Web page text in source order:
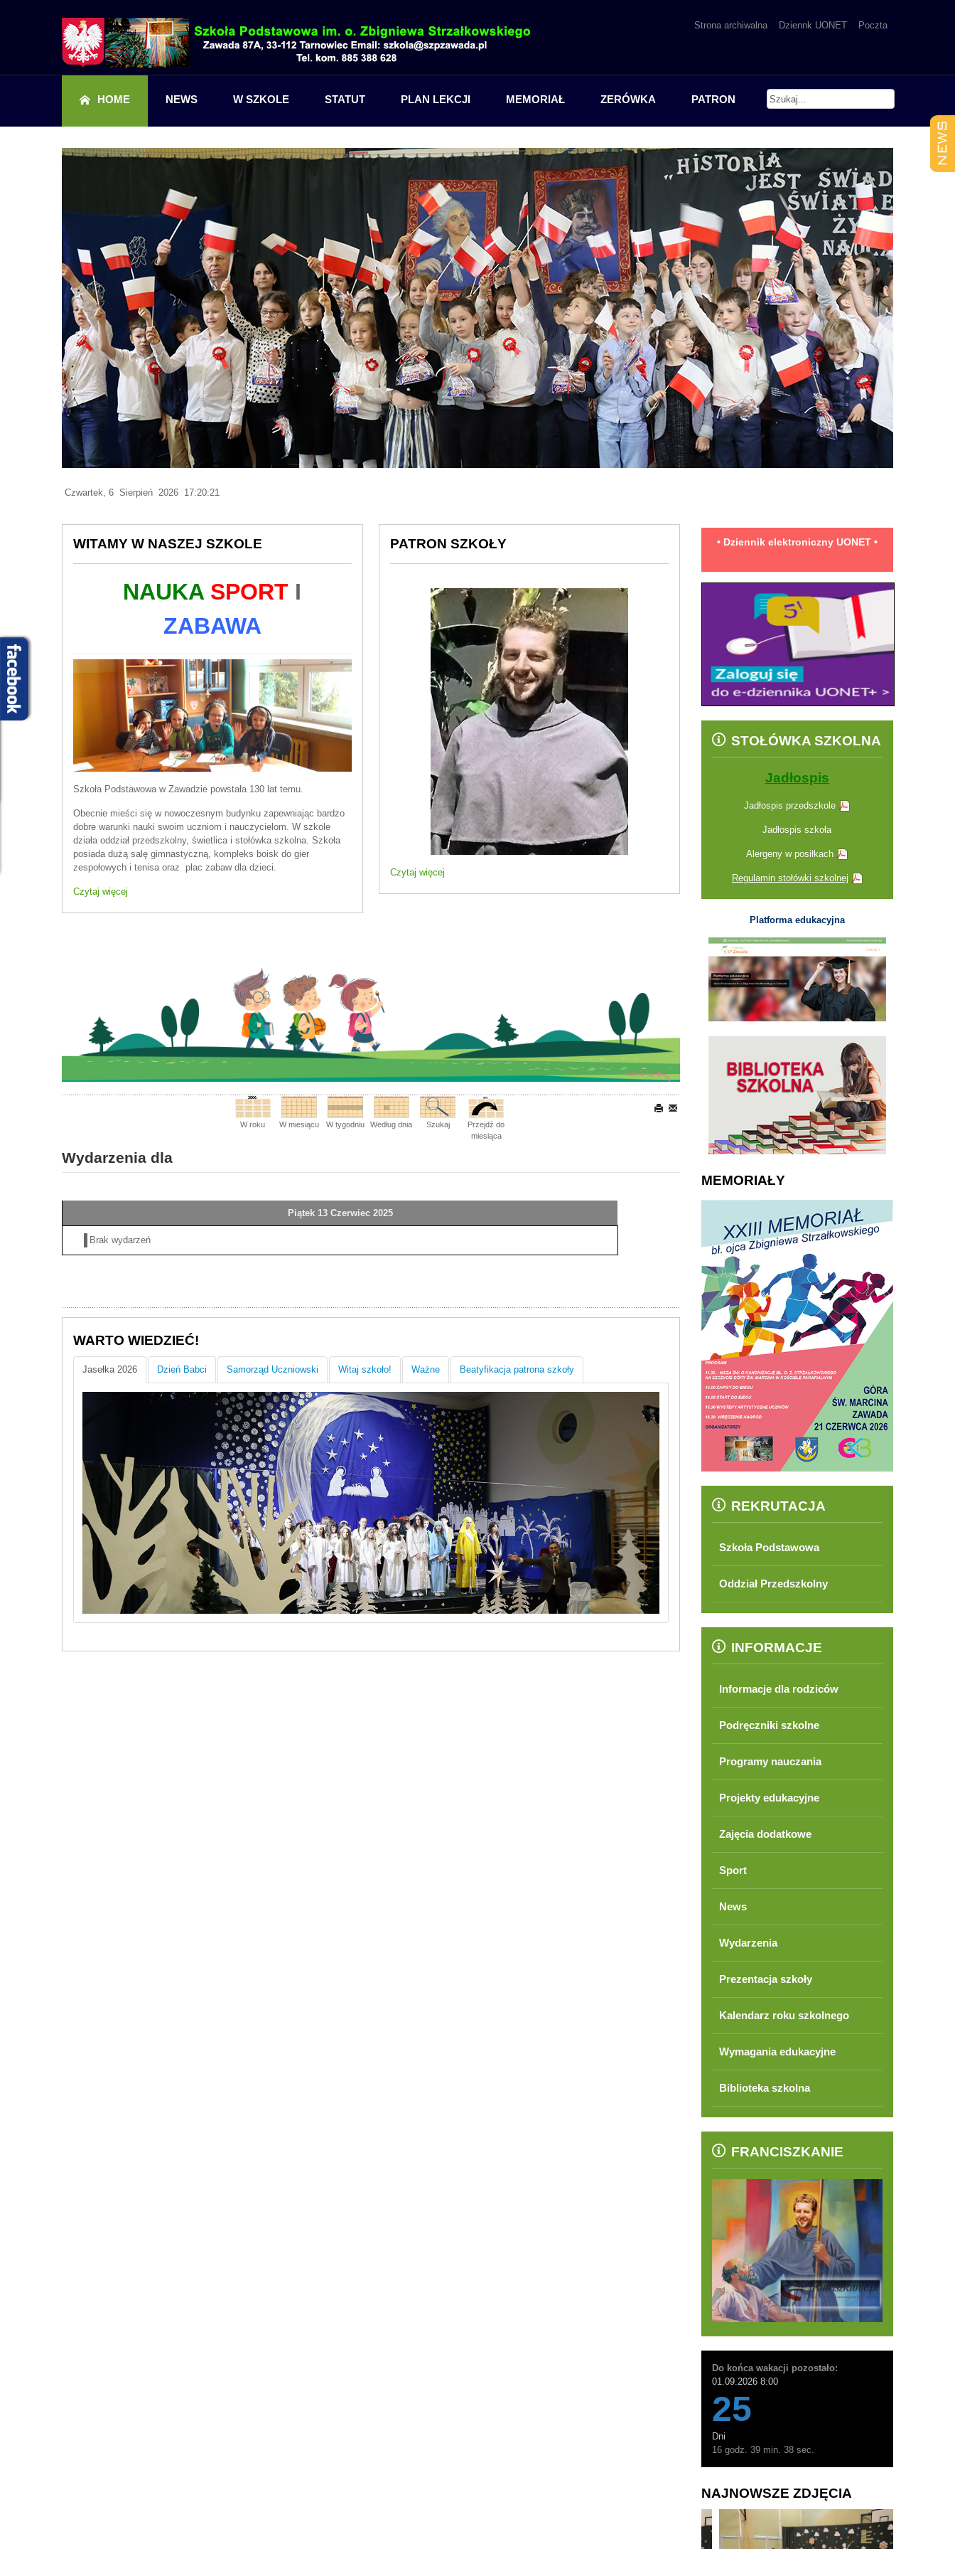
Strona archiwalna Dziennk UONET Poczta
HOME NEWS W SZKOLE STATUT PLAN LEKCJI MEMORIAŁ ZERÓWKA PATRON
Czwartek, 6 Sierpień 2026 17:20:23
WITAMY W NASZEJ SZKOLE
NAUKA SPORT I
ZABAWA
Szkoła Podstawowa w Zawadzie powstała 130 lat temu.
Obecnie mieści się w nowoczesnym budynku zapewniając bardzo
dobre warunki nauki swoim uczniom i nauczycielom. W szkole
działa oddział przedszkolny, świetlica i stołówka szkolna. Szkoła
posiada dużą salę gimnastyczną, kompleks boisk do gier
zespołowych i tenisa oraz plac zabaw dla dzieci.
Czytaj więcej
PATRON SZKOŁY
Czytaj więcej
W roku W miesiącu W tygodniu Według dnia Szukaj
Przejdź do
miesiąca
Wydarzenia dla
Piątek 13 Czerwiec 2025
Brak wydarzeń
WARTO WIEDZIEĆ!
Jasełka 2026 Dzień Babci Samorząd Uczniowski Witaj szkoło! Ważne Beatyfikacja patrona szkoły
• Dziennik elektroniczny UONET •
STOŁÓWKA SZKOLNA
Jadłospis
Jadłospis przedszkole
Jadłospis szkoła
Alergeny w posiłkach
Regulamin stołówki szkolnej
Platforma edukacyjna
MEMORIAŁY
REKRUTACJA
Szkoła Podstawowa
Oddział Przedszkolny
INFORMACJE
Informacje dla rodziców
Podręczniki szkolne
Programy nauczania
Projekty edukacyjne
Zajęcia dodatkowe
Sport
News
Wydarzenia
Prezentacja szkoły
Kalendarz roku szkolnego
Wymagania edukacyjne
Biblioteka szkolna
FRANCISZKANIE
Do końca wakacji pozostało:
01.09.2026 8:00
25
Dni
16 godz. 39 min. 36 sec.
NAJNOWSZE ZDJĘCIA